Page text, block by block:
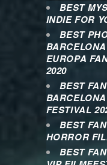
BEST
INDIE FOR
BEST
EUROPA
2020
BEST
FESTIVAL
BEST
HORROR
BEST